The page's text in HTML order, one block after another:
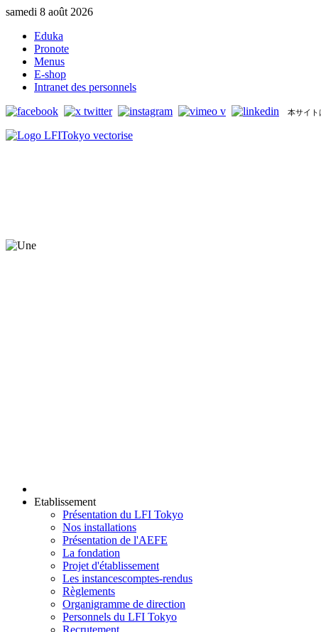
samedi 8 août 2026
Eduka
Pronote
Menus
E-shop
Intranet des personnels
本サイト
Etablissement
Présentation du LFI Tokyo
Nos installations
Présentation de l'AEFE
La fondation
Projet d'établissement
Les instancescomptes-rendus
Règlements
Organigramme de direction
Personnels du LFI Tokyo
Recrutement